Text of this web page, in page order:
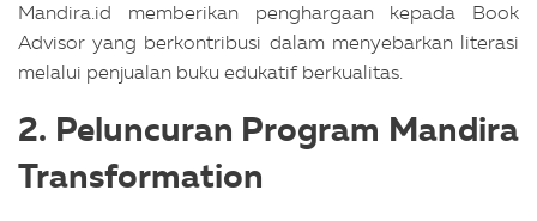
Mandira.id memberikan penghargaan kepada Book
Advisor yang berkontribusi dalam menyebarkan literasi
melalui penjualan buku edukatif berkualitas.
2. Peluncuran Program Mandira
Transformation